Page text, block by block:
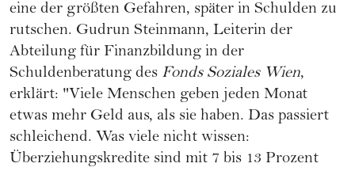
eine der größten Gefahren, später in Schulden zu
rutschen. Gudrun Steinmann, Leiterin der
Abteilung für Finanzbildung in der
Schuldenberatung des Fonds Soziales Wien,
erklärt: "Viele Menschen geben jeden Monat
etwas mehr Geld aus, als sie haben. Das passiert
schleichend. Was viele nicht wissen:
Überziehungskredite sind mit 7 bis 13 Prozent